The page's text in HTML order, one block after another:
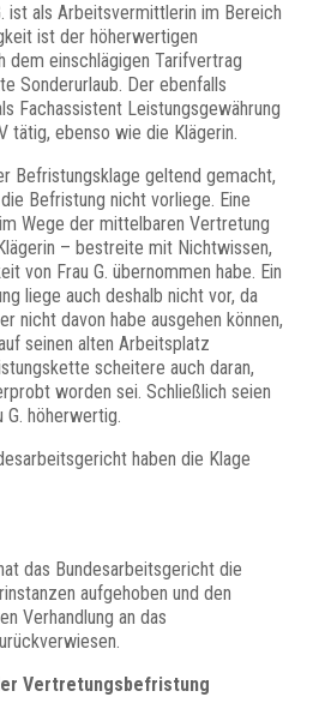
ist als Arbeitsvermittlerin im Bereich
ist der höherwertigen
dem einschlägigen Tarifvertrag
Sonderurlaub. Der ebenfalls
Fachassistent Leistungsgewährung
tätig, ebenso wie die Klägerin.
Befristungsklage geltend gemacht,
Befristung nicht vorliege. Eine
Wege der mittelbaren Vertretung
– bestreite mit Nichtwissen,
von Frau G. übernommen habe. Ein
liege auch deshalb nicht vor, da
nicht davon habe ausgehen können,
seinen alten Arbeitsplatz
scheitere auch daran,
worden sei. Schließlich seien
G. höherwertig.
haben die Klage
das Bundesarbeitsgericht die
aufgehoben und den
Verhandlung an das
Vertretungsbefristung